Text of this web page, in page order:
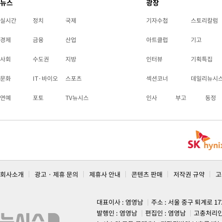
뉴스
실시간 정치 국제
경제 금융 산업
사회 수도권 지방
문화 IT·바이오 스포츠
연예 포토 TV뉴시스
광장
기자수첩 스토리칼럼
아트클럽 기고
인터뷰 기획특집
섹션코너 데일리뉴시
인사 부고 동정
회사소개 광고 · 제휴 문의 제휴사 안내 콘텐츠 판매 저작권 규약
대표이사 : 염영남
주소 : 서울 중구 퇴계로
발행인 : 염영남
편집인 : 염영남
고충처리